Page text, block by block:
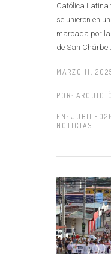
Católica Latina
se unieron en
marcada por
de San
MARZO 11,
POR:
EN:
NOTICIAS